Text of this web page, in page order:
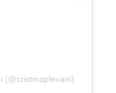
(@cristinaplevani)